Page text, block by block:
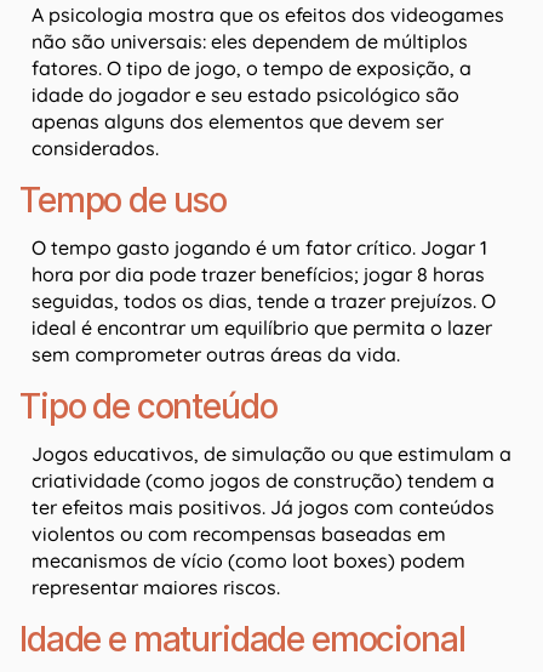
A psicologia mostra que os efeitos dos videogames
não são universais: eles dependem de múltiplos
fatores. O tipo de jogo, o tempo de exposição, a
idade do jogador e seu estado psicológico são
apenas alguns dos elementos que devem ser
considerados.
Tempo de uso
O tempo gasto jogando é um fator crítico. Jogar 1
hora por dia pode trazer benefícios; jogar 8 horas
seguidas, todos os dias, tende a trazer prejuízos. O
ideal é encontrar um equilíbrio que permita o lazer
sem comprometer outras áreas da vida.
Tipo de conteúdo
Jogos educativos, de simulação ou que estimulam a
criatividade (como jogos de construção) tendem a
ter efeitos mais positivos. Já jogos com conteúdos
violentos ou com recompensas baseadas em
mecanismos de vício (como loot boxes) podem
representar maiores riscos.
Idade e maturidade emocional